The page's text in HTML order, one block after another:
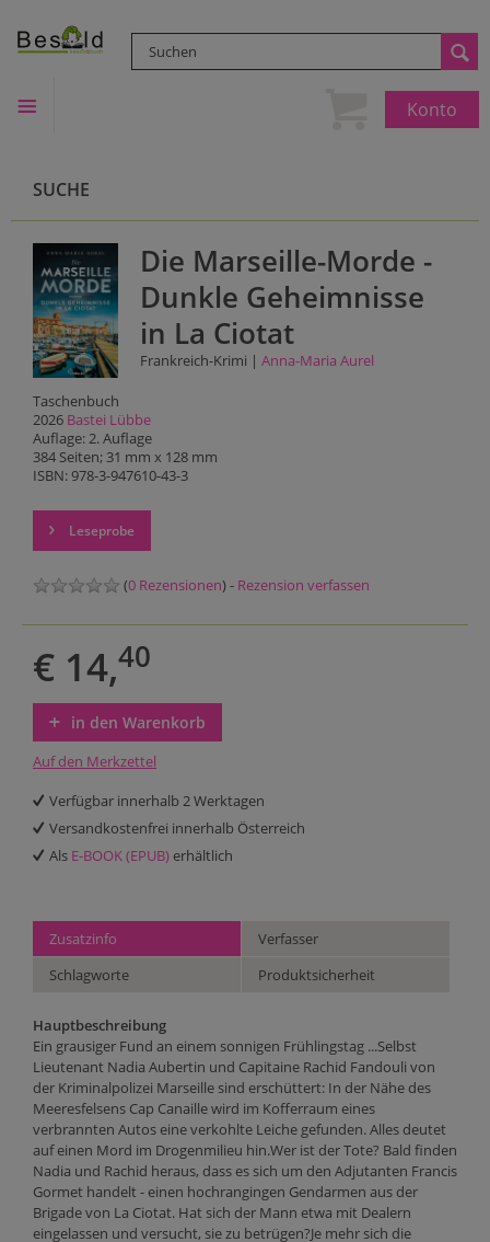
Konto
SUCHE
Die Marseille-Morde -
Dunkle Geheimnisse
in La Ciotat
Frankreich-Krimi | Anna-Maria Aurel
Taschenbuch
2026 Bastei Lübbe
Auflage: 2. Auflage
384 Seiten; 31 mm x 128 mm
ISBN: 978-3-947610-43-3
Leseprobe
(0 Rezensionen) - Rezension verfassen
€ 14,40
in den Warenkorb
Auf den Merkzettel
Verfügbar innerhalb 2 Werktagen
Versandkostenfrei innerhalb Österreich
Als E-BOOK (EPUB) erhältlich
Zusatzinfo
Verfasser
Schlagworte
Produktsicherheit
Hauptbeschreibung
Ein grausiger Fund an einem sonnigen Frühlingstag ...Selbst
Lieutenant Nadia Aubertin und Capitaine Rachid Fandouli von
der Kriminalpolizei Marseille sind erschüttert: In der Nähe des
Meeresfelsens Cap Canaille wird im Kofferraum eines
verbrannten Autos eine verkohlte Leiche gefunden. Alles deutet
auf einen Mord im Drogenmilieu hin.Wer ist der Tote? Bald finden
Nadia und Rachid heraus, dass es sich um den Adjutanten Francis
Gormet handelt - einen hochrangingen Gendarmen aus der
Brigade von La Ciotat. Hat sich der Mann etwa mit Dealern
eingelassen und versucht, sie zu betrügen?Je mehr sich die